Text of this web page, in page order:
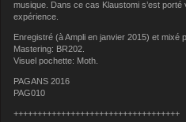
musique. Dans ce cas Klaustomi s’est
expérience.
Enregistré (à Ampli en janvier 2015) et mixé
Mastering: BR202.
Visuel pochette: Moth.
PAGANS 2016
PAG010
+++++++++++++++++++++++++++++++++++